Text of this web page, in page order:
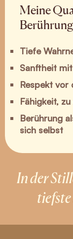
Meine
Berührung
Tiefe
Sanftheit
Respekt vor
Fähigkeit,
Berührung
sich selbst
In der
tiefste